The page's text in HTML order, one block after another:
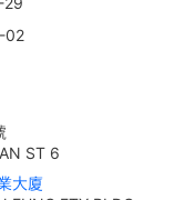
街